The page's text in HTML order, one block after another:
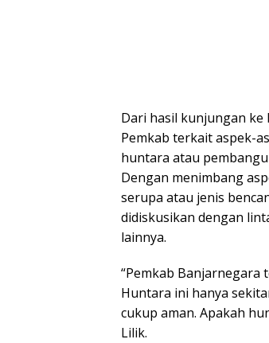
Dari hasil kunjungan
Pemkab terkait aspek-
huntara atau
Dengan menimbang
serupa atau jenis
didiskusikan dengan
lainnya.
“Pemkab Banjarnegara
Huntara ini hanya
cukup aman. Apakah
Lilik.